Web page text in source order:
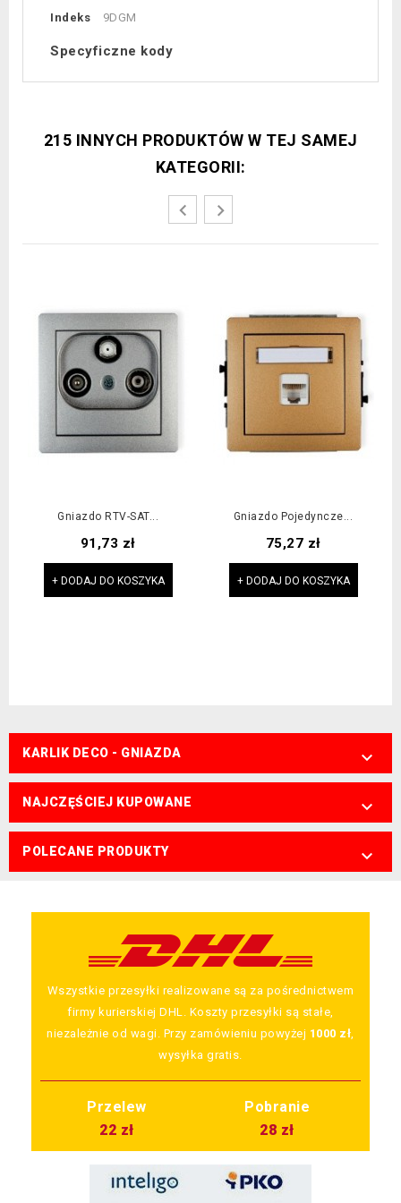
Indeks 9DGM
Specyficzne kody
215 INNYCH PRODUKTÓW W TEJ SAMEJ
KATEGORII:
Gniazdo RTV-SAT...
Cena
91,73 zł
+ DODAJ DO KOSZYKA
Gniazdo Pojedyncze...
Cena
75,27 zł
+ DODAJ DO KOSZYKA
KARLIK DECO - GNIAZDA 
NAJCZĘŚCIEJ KUPOWANE 
POLECANE PRODUKTY 
Wszystkie przesyłki realizowane są za pośrednictwem
firmy kurierskiej DHL. Koszty przesyłki są stałe,
niezależnie od wagi. Przy zamówieniu powyżej 1000 zł
wysyłka gratis.
Przelew
Pobranie
22 zł
28 zł